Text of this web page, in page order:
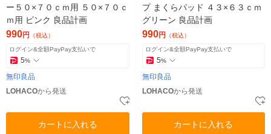
ー５０×７０ｃｍ用 ５０×７０ｃ
ｍ用 ピンク 良品計画
990円 （税込）
ログイン&全額PayPay支払いで
5%
無印良品
LOHACOから発送
カートに入れる
プ まくらパッド ４３×６３ｃｍ
グリーン 良品計画
990円 （税込）
ログイン&全額PayPay支払いで
5%
無印良品
LOHACOから発送
カートに入れる